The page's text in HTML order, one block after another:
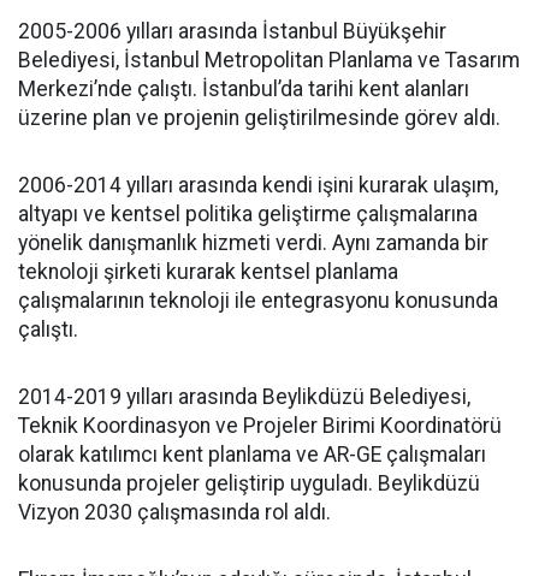
2005-2006 yılları arasında İstanbul Büyükşehir
Belediyesi, İstanbul Metropolitan Planlama ve Tasarım
Merkezi’nde çalıştı. İstanbul’da tarihi kent alanları
üzerine plan ve projenin geliştirilmesinde görev aldı.
2006-2014 yılları arasında kendi işini kurarak ulaşım,
altyapı ve kentsel politika geliştirme çalışmalarına
yönelik danışmanlık hizmeti verdi. Aynı zamanda bir
teknoloji şirketi kurarak kentsel planlama
çalışmalarının teknoloji ile entegrasyonu konusunda
çalıştı.
2014-2019 yılları arasında Beylikdüzü Belediyesi,
Teknik Koordinasyon ve Projeler Birimi Koordinatörü
olarak katılımcı kent planlama ve AR-GE çalışmaları
konusunda projeler geliştirip uyguladı. Beylikdüzü
Vizyon 2030 çalışmasında rol aldı.